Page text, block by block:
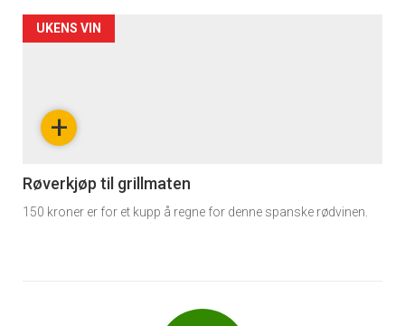
Forsiden
nå
6
+
UKENS VIN
Røverkjøp til grillmaten
150 kroner er for et kupp å regne for denne spanske rødvinen.